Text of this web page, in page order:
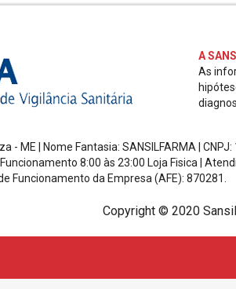
A
As
- ME | Nome Fantasia: SANSILFARMA | CNPJ:
8:00 às 23:00 Loja Fisica |
Funcionamento da Empresa (AFE): 870281.
Copyright © 2020